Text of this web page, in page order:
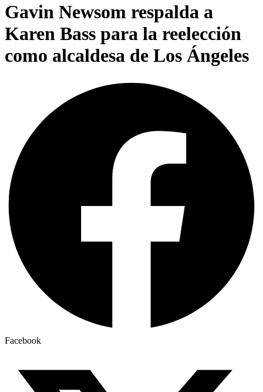
Gavin Newsom respalda a
Karen Bass para la reelección
como alcaldesa de Los Ángeles
Facebook